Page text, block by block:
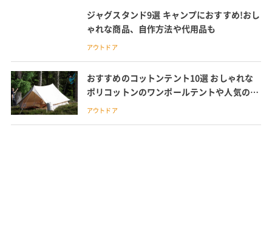
ジャグスタンド9選 キャンプにおすすめ!おし
ゃれな商品、自作方法や代用品も
アウトドア
おすすめのコットンテント10選 おしゃれな
ポリコットンのワンポールテントや人気のノ
ルディスクなどを紹介
アウトドア